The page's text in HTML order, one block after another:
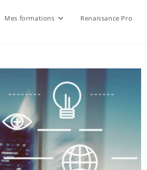
Mes formations Renaissance Pro